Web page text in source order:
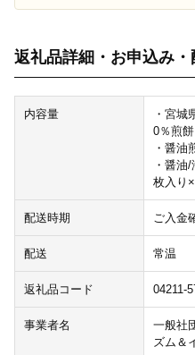
返礼品詳細・お申込み・
内容量
・宮城
0％煎餅
・醤油
・醤油
枚入り
配送時期 ご入金
配送 常温
返礼品コード 04211-
事業者名
一般社
ズム＆